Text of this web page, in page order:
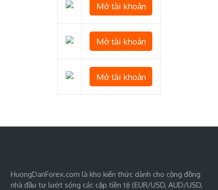
Mở tài khoản
Mở tài khoản
Mở tài khoản
HuongDanForex.com là kho kiến thức dành cho cộng đồng
nhà đầu tư lướt sóng các cặp tiền tệ (EUR/USD, AUD/USD,